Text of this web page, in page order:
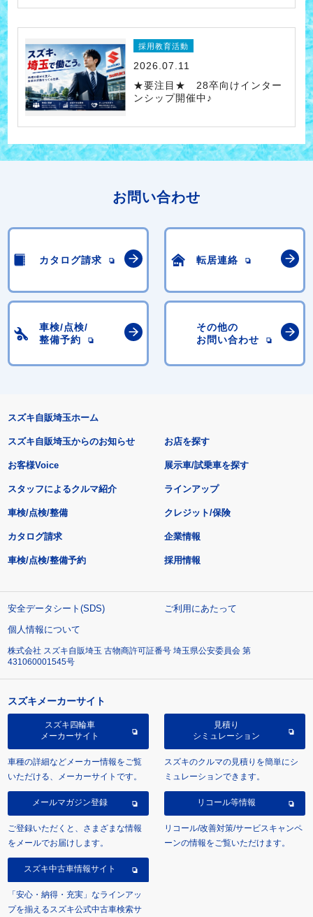
採用教育活動
2026.07.11
★要注目★ 28卒向けインター
ンシップ開催中♪
お問い合わせ
カタログ請求 転居連絡
車検/点検/
整備予約
その他の
お問い合わせ
スズキ自販埼玉ホーム
スズキ自販埼玉からのお知らせ
お客様Voice
スタッフによるクルマ紹介
お店を探す
展示車/試乗車を探す
ラインアップ
車検/点検/整備 クレジット/保険
カタログ請求
車検/点検/整備予約
企業情報
採用情報
安全データシート(SDS)
ご利用にあたって
個人情報について
株式会社 スズキ自販埼玉 古物商許可証番号 埼玉県公安委員会 第
431060001545号
スズキメーカーサイト
スズキ四輪車
メーカーサイト
車種の詳細などメーカー情報をご覧
いただける、メーカーサイトです。
見積り
シミュレーション
スズキのクルマの見積りを簡単にシ
ミュレーションできます。
メールマガジン登録
ご登録いただくと、さまざまな情報
をメールでお届けします。
リコール等情報
リコール/改善対策/サービスキャンペ
ーンの情報をご覧いただけます。
スズキ中古車情報サイト
「安心・納得・充実」なラインアッ
プを揃えるスズキ公式中古車検索サ